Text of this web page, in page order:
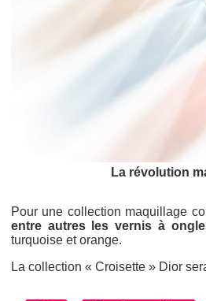
La révolution
Pour une collection maquillage
entre autres les vernis à
turquoise et orange.
La collection « Croisette » Dior